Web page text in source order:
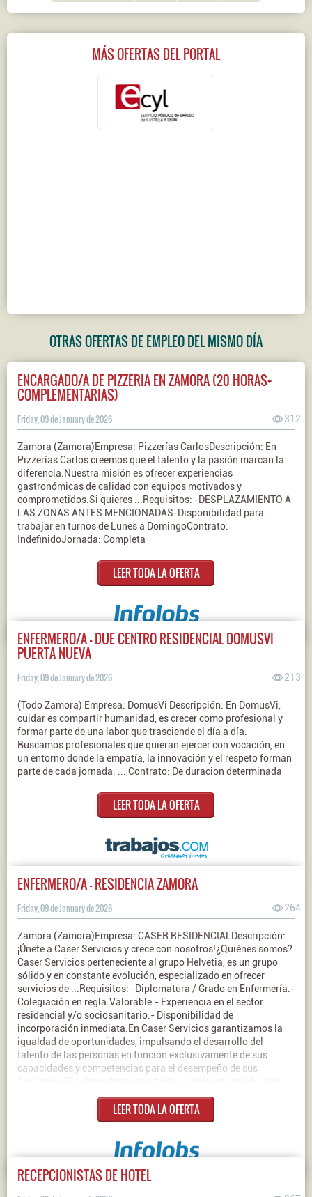
MÁS OFERTAS DEL PORTAL
OTRAS OFERTAS DE EMPLEO DEL MISMO DÍA
ENCARGADO/A DE PIZZERIA EN ZAMORA (20 HORAS+
COMPLEMENTARIAS)
Friday, 09 de January de 2026 312
Zamora (Zamora)Empresa: Pizzerías CarlosDescripción: En
Pizzerías Carlos creemos que el talento y la pasión marcan la
diferencia.Nuestra misión es ofrecer experiencias
gastronómicas de calidad con equipos motivados y
comprometidos.Si quieres ...Requisitos: -DESPLAZAMIENTO A
LAS ZONAS ANTES MENCIONADAS-Disponibilidad para
trabajar en turnos de Lunes a DomingoContrato:
IndefinidoJornada: Completa
LEER TODA LA OFERTA
ENFERMERO/A - DUE CENTRO RESIDENCIAL DOMUSVI
PUERTA NUEVA
Friday, 09 de January de 2026 213
(Todo Zamora) Empresa: DomusVi Descripción: En DomusVi,
cuidar es compartir humanidad, es crecer como profesional y
formar parte de una labor que trasciende el día a día.
Buscamos profesionales que quieran ejercer con vocación, en
un entorno donde la empatía, la innovación y el respeto forman
parte de cada jornada. ... Contrato: De duracion determinada
LEER TODA LA OFERTA
ENFERMERO/A - RESIDENCIA ZAMORA
Friday, 09 de January de 2026 264
Zamora (Zamora)Empresa: CASER RESIDENCIALDescripción:
¡Únete a Caser Servicios y crece con nosotros!¿Quiénes somos?
Caser Servicios perteneciente al grupo Helvetia, es un grupo
sólido y en constante evolución, especializado en ofrecer
servicios de ...Requisitos: -Diplomatura / Grado en Enfermería.-
Colegiación en regla.Valorable:- Experiencia en el sector
residencial y/o sociosanitario.- Disponibilidad de
incorporación inmediata.En Caser Servicios garantizamos la
igualdad de oportunidades, impulsando el desarrollo del
talento de las personas en función exclusivamente de sus
capacidades y competencias para el desempeño de sus
valores y enfocado en ayudar a las personas, en Caser Servicios
te estamos esperando. ¡Inscríbete ahora y crezcamos juntos!
#TeamHelvetia #BuscamosTuTalento
LEER TODA LA OFERTA
RECEPCIONISTAS DE HOTEL